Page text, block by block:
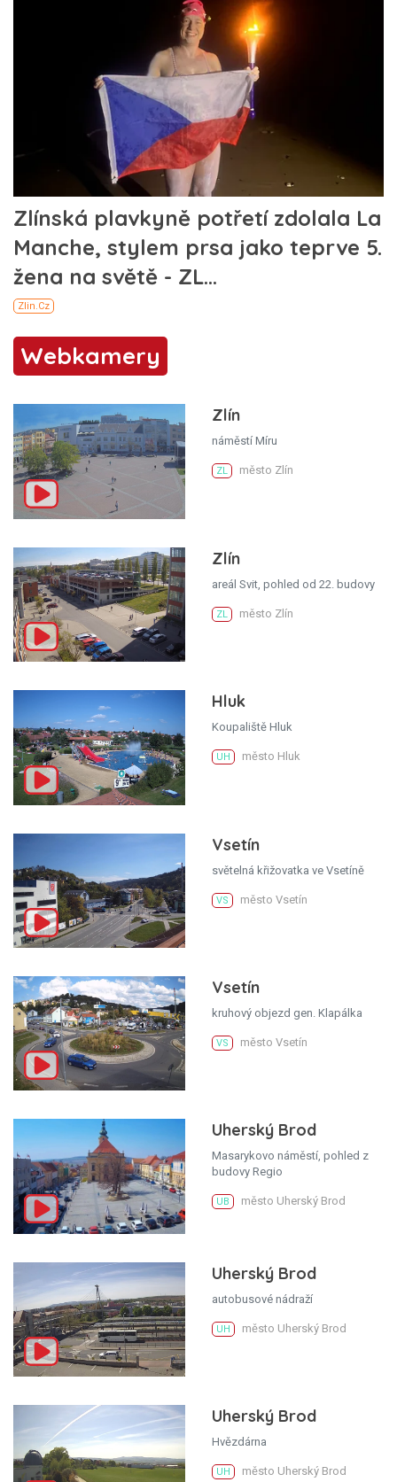
Webkamery
Zlín
náměstí Míru
ZL město Zlín
Zlín
areál Svit, pohled od 22. budovy
ZL město Zlín
Hluk
Koupaliště Hluk
UH město Hluk
Vsetín
světelná křižovatka ve Vsetíně
VS město Vsetín
Vsetín
kruhový objezd gen. Klapálka
VS město Vsetín
Uherský Brod
Masarykovo náměstí, pohled z
budovy Regio
UB město Uherský Brod
Uherský Brod
autobusové nádraží
UH město Uherský Brod
Uherský Brod
Hvězdárna
UH město Uherský Brod